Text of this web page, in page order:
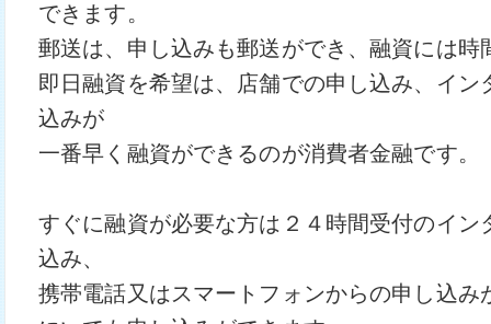
できます。
郵送は、申し込みも郵送ができ、融資には時
即日融資を希望は、店舗での申し込み、イン
込みが
一番早く融資ができるのが消費者金融です。
すぐに融資が必要な方は２４時間受付のイン
込み、
携帯電話又はスマートフォンからの申し込み